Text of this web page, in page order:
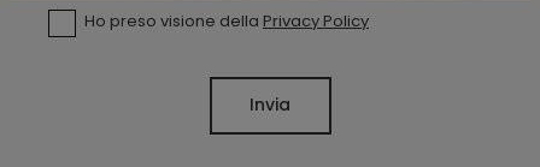
Ho preso visione della Privacy Policy
Invia